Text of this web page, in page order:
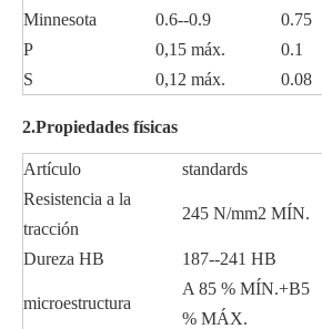
Minnesota
0.6--0.9
0.75
P
0,15 máx.
0.1
S
0,12 máx. 0.08
2.Propiedades físicas
Artículo standards
Resistencia a la
tracción
245 N/mm2 MÍN.
Dureza HB 187--241 HB
microestructura
A 85 % MÍN.+B5
% MÁX.